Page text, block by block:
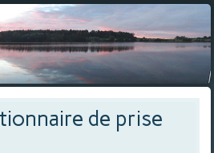
de prise